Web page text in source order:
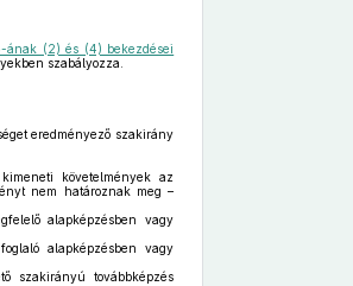
ának (2) és (4) bekezdései
szabályozza.
eredményező szakirány
követelmények az
nem határoznak meg –
alapképzésben vagy
alapképzésben vagy
szakirányú továbbképzés